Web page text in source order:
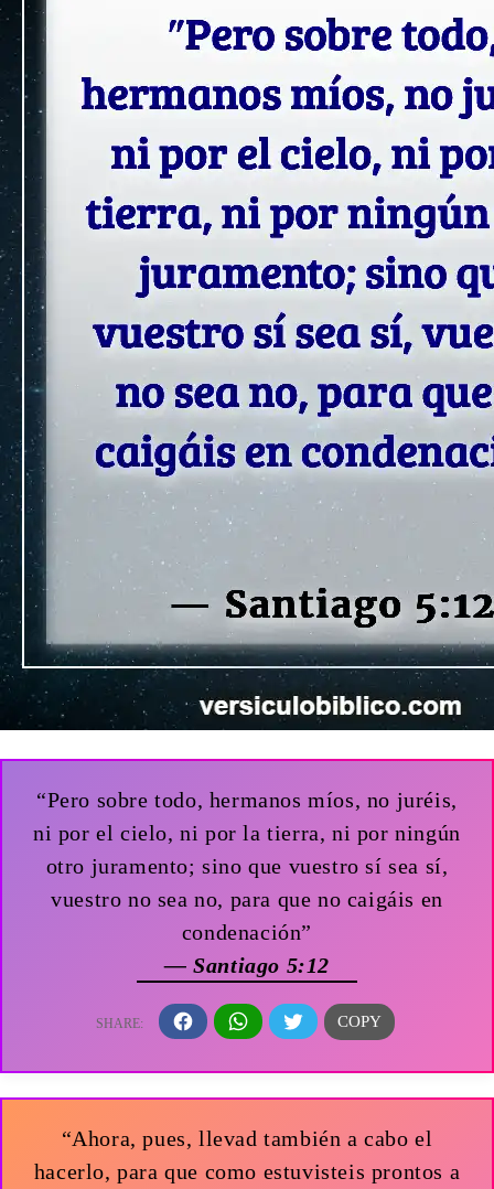
“Pero sobre todo, hermanos míos, no juréis,
ni por el cielo, ni por la tierra, ni por ningún
otro juramento; sino que vuestro sí sea sí,
vuestro no sea no, para que no caigáis en
condenación”
— Santiago 5:12
“Ahora, pues, llevad también a cabo el
hacerlo, para que como estuvisteis prontos a